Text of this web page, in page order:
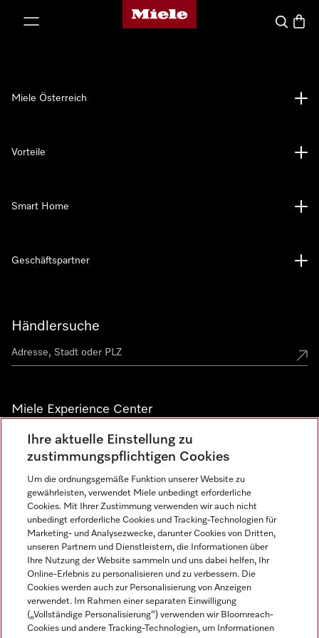
Miele-Homepage
Suche
Händlersuche
Miele Experience Center
Alle Miele Experience Center anzeigen
Newsletter
Miele Österreich
Vorteile
Smart Home
Geschäftspartner
Miele auf Instagram
Miele auf Facebook
Miele auf Youtube
Ihre aktuelle Einstellung zu
zustimmungspflichtigen Cookies
Um die ordnungsgemäße Funktion unserer Website zu
gewährleisten, verwendet Miele unbedingt erforderliche
Cookies. Mit Ihrer Zustimmung verwenden wir auch nicht
unbedingt erforderliche Cookies und Tracking-Technologien für
Marketing- und Analysezwecke, darunter Cookies von Dritten,
unseren Partnern und Dienstleistern, die Informationen über
Ihre Nutzung der Website sammeln und uns dabei helfen, Ihr
Online-Erlebnis zu personalisieren und zu verbessern. Die
Cookies werden auch zur Personalisierung von Anzeigen
verwendet. Im Rahmen einer separaten Einwilligung
(„Vollständige Personalisierung“) verwenden wir Bloomreach-
Cookies und andere Tracking-Technologien, um Informationen